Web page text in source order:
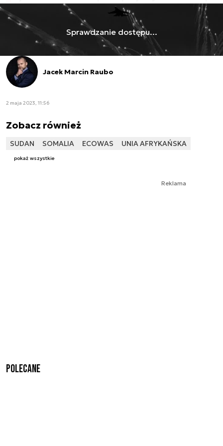
Sprawdzanie dostępu...
Jacek Marcin Raubo
2 maja 2023, 11:56
Zobacz również
SUDAN SOMALIA ECOWAS UNIA AFRYKAŃSKA
pokaż wszystkie
Reklama
Polecane